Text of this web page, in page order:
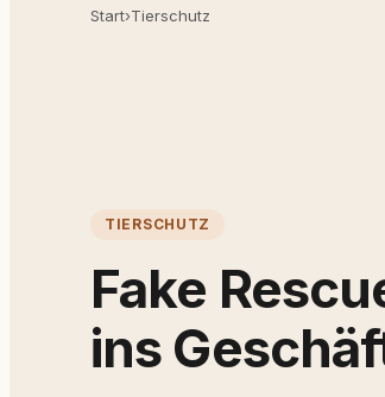
Start›Tierschutz
TIERSCHUTZ
Fake
ins